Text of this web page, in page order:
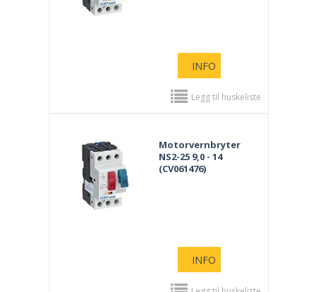
INFO
Legg til huskeliste
Motorvernbryter
NS2-25 9,0 - 14
(CV061476)
INFO